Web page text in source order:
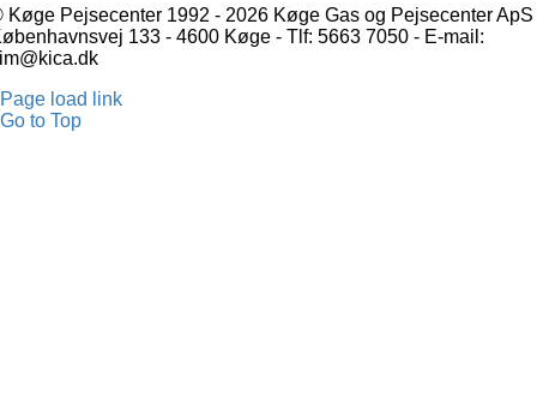
Køge Pejsecenter 1992 - 2026 Køge Gas og Pejsecenter ApS
133 - 4600 Køge - Tlf: 5663 7050 - E-mail:
Page load link
Go to Top